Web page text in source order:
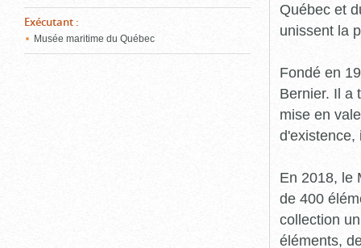
Exécutant :
Musée maritime du Québec
Québec et
unissent la
Fondé en
Bernier. Il a
mise en
d'existence,
En 2018, le
de 400
collection
éléments,